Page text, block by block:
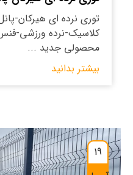
توری نرده ای هیرکان-
کلاسیک-نرده ورزشی-
محصولی جدید ...
بیشتر بدانید
19